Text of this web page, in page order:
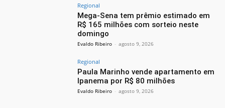
Regional
Mega-Sena tem prêmio estimado em
R$ 165 milhões com sorteio neste
domingo
Evaldo Ribeiro - agosto 9, 2026
Regional
Paula Marinho vende apartamento em
Ipanema por R$ 80 milhões
Evaldo Ribeiro - agosto 9, 2026